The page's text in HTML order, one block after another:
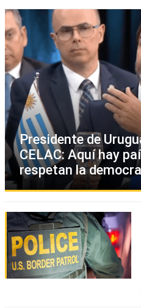
Presidente de
CELAC: Aquí hay
respetan la